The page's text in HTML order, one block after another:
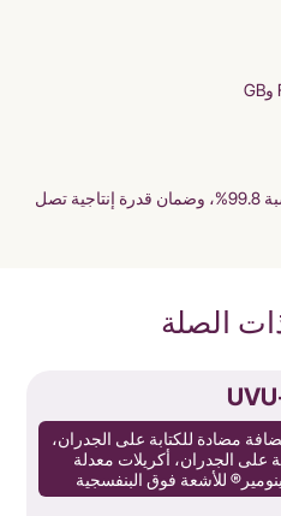
معدل تسليم في الوقت المحدد بنسبة 99.8%، وضمان قدرة إنتاجية تصل
الصلة
مضادة للكتابة على الجدران،
على الجدران، أكريلات معدلة
للأشعة فوق البنفسجية